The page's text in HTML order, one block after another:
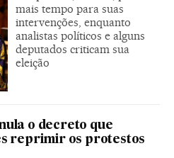
mais tempo para suas
intervenções, enquanto
analistas políticos e alguns
deputados criticam sua
eleição
o decreto que
reprimir os protestos